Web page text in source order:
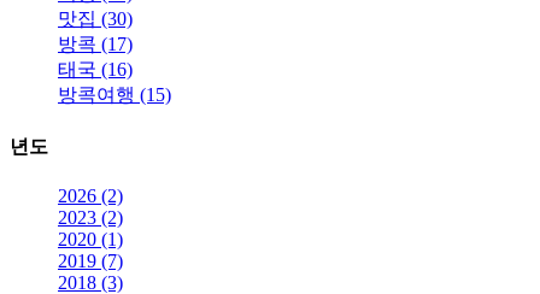
맛집 (30)
방콕 (17)
태국 (16)
방콕여행 (15)
년도
2026 (2)
2023 (2)
2020 (1)
2019 (7)
2018 (3)